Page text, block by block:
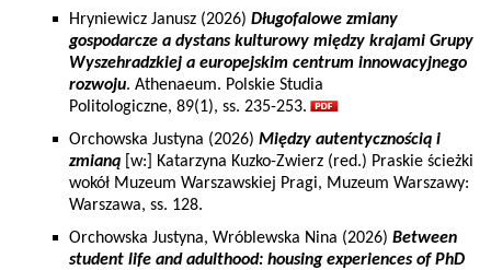
Hryniewicz Janusz (2026) Długofalowe zmiany
gospodarcze a dystans kulturowy między krajami Grupy
Wyszehradzkiej a europejskim centrum innowacyjnego
rozwoju. Athenaeum. Polskie Studia
Politologiczne, 89(1), ss. 235-253.
Orchowska Justyna (2026) Między autentycznością i
zmianą [w:] Katarzyna Kuzko-Zwierz (red.) Praskie ścieżki
wokół Muzeum Warszawskiej Pragi, Muzeum Warszawy:
Warszawa, ss. 128.
Orchowska Justyna, Wróblewska Nina (2026) Between
student life and adulthood: housing experiences of PhD